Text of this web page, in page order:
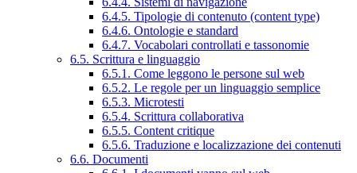
6.4.5. Tipologie di contenuto (content type)
6.4.6. Ontologie e standard
6.4.7. Vocabolari controllati e tassonomie
6.5. Scrittura e linguaggio
6.5.1. Come leggono le persone sul web
6.5.2. Le regole per un linguaggio semplice
6.5.3. Microtesti
6.5.4. Scrittura collaborativa
6.5.5. Content critique
6.5.6. Traduzione e localizzazione dei contenuti
6.6. Documenti